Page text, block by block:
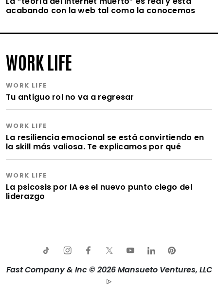
acabando con la web tal como la conocemos
WORK LIFE
WORK LIFE
Tu antiguo rol no va a regresar
WORK LIFE
La resiliencia emocional se está convirtiendo en
la skill más valiosa. Te explicamos por qué
WORK LIFE
La psicosis por IA es el nuevo punto ciego del
liderazgo
Fast Company & Inc © 2026 Mansueto Ventures, LLC